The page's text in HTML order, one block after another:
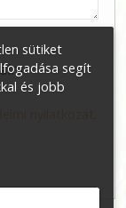
nyilatkozat
sütiket
segít
és jobb